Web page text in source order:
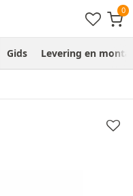
Gids Levering en